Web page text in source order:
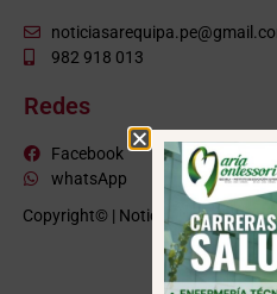
982 918 013
Redes
Facebook
whatsApp
Copyright© | NoticiasArequipa.pe |
derechos